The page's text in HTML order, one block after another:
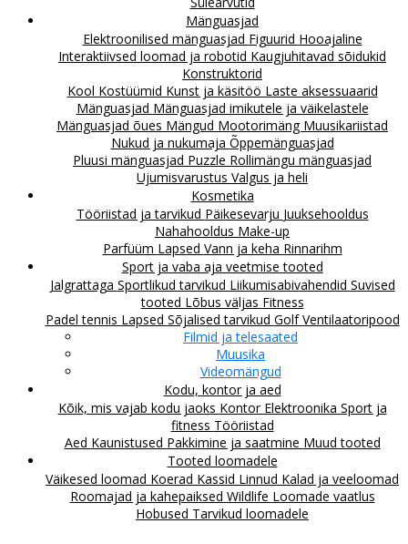
Mänguasjad
Elektroonilised mänguasjad Figuurid Hooajaline
Interaktiivsed loomad ja robotid Kaugjuhitavad sõidukid
Konstruktorid
Kool Kostüümid Kunst ja käsitöö Laste aksessuaarid
Mänguasjad Mänguasjad imikutele ja väikelastele
Mänguasjad õues Mängud Mootorimäng Muusikariistad
Nukud ja nukumaja Õppemänguasjad
Pluusi mänguasjad Puzzle Rollimängu mänguasjad
Ujumisvarustus Valgus ja heli
Kosmetika
Tööriistad ja tarvikud Päikesevarju Juuksehooldus
Nahahooldus Make-up
Parfüüm Lapsed Vann ja keha Rinnarihm
Sport ja vaba aja veetmise tooted
Jalgrattaga Sportlikud tarvikud Liikumisabivahendid Suvised
tooted Lõbus väljas Fitness
Padel tennis Lapsed Sõjalised tarvikud GolfVentilaatoripood
Filmid ja telesaated
Muusika
Videomängud
Kodu, kontor ja aed
Kõik, mis vajab kodu jaoks Kontor Elektroonika Sport ja
fitness Tööriistad
Aed Kaunistused Pakkimine ja saatmine Muud tooted
Tooted loomadele
Väikesed loomad Koerad Kassid Linnud Kalad ja veeloomad
Roomajad ja kahepaiksed Wildlife Loomade vaatlus
Hobused Tarvikud loomadele